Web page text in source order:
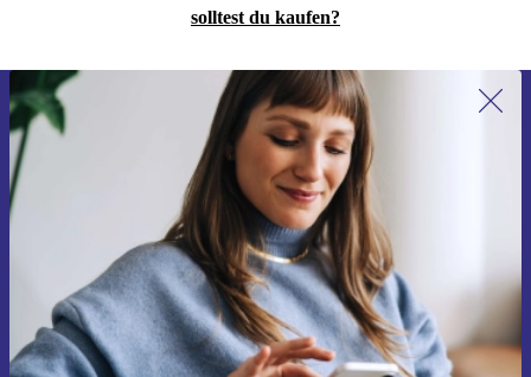
solltest du kaufen?
Erstmals zum Newsletter anmelden,
15 € sparen!
Verpasse kein Angebot mehr.
Gutschein anfordern
Informationen über die Verwendung personenbezogener Daten findest
du in unserer
Datenschutzerklärung.